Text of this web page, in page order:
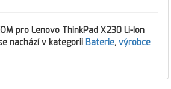
pro Lenovo ThinkPad X230 Li-Ion
nachází v kategorii Baterie, výrobce